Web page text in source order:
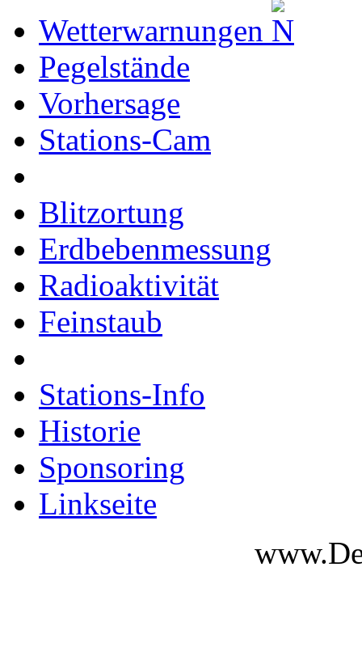
Wetterwarnungen
Pegelstände
Vorhersage
Stations-Cam
Blitzortung
Erdbebenmessung
Radioaktivität
Feinstaub
Stations-Info
Historie
Sponsoring
Linkseite